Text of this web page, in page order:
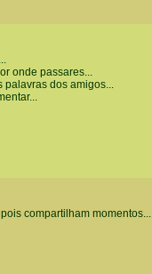
onde passares...
palavras dos amigos...
compartilham momentos...